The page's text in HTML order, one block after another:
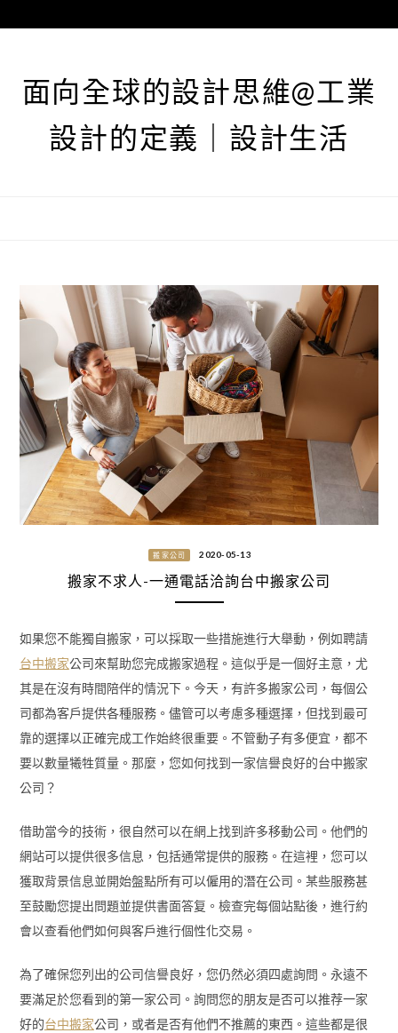
至
面向全球的設計思維@工業
設計的定義｜設計生活
搬家公司 2020-05-13
搬家不求人-一通電話洽詢台中搬家公司
如果您不能獨自搬家，可以採取一些措施進行大舉動，例如聘請
台中搬家公司來幫助您完成搬家過程。這似乎是一個好主意，尤
其是在沒有時間陪伴的情況下。今天，有許多搬家公司，每個公
司都為客戶提供各種服務。儘管可以考慮多種選擇，但找到最可
靠的選擇以正確完成工作始終很重要。不管動子有多便宜，都不
要以數量犧牲質量。那麼，您如何找到一家信譽良好的台中搬家
公司？
借助當今的技術，很自然可以在網上找到許多移動公司。他們的
網站可以提供很多信息，包括通常提供的服務。在這裡，您可以
獲取背景信息並開始盤點所有可以僱用的潛在公司。某些服務甚
至鼓勵您提出問題並提供書面答复。檢查完每個站點後，進行約
會以查看他們如何與客戶進行個性化交易。
為了確保您列出的公司信譽良好，您仍然必須四處詢問。永遠不
要滿足於您看到的第一家公司。詢問您的朋友是否可以推荐一家
好的台中搬家公司，或者是否有他們不推薦的東西。這些都是很